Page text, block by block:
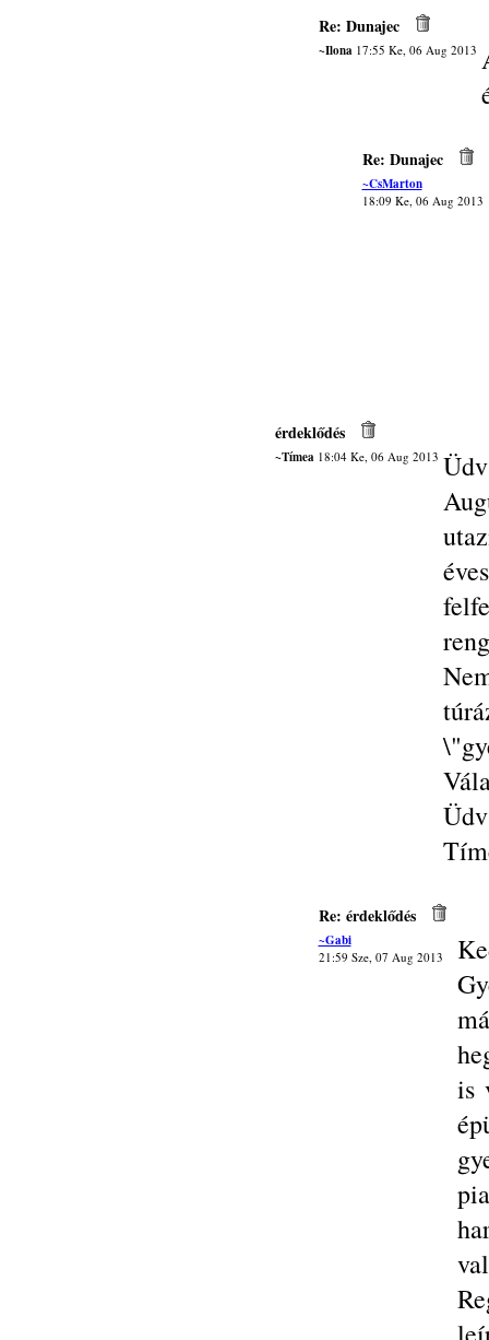
Re: Dunajec
~Ilona17:55 Ke, 06 Aug 2013
Re: Dunajec
~CsMarton
18:09 Ke, 06 Aug 2013
érdeklődés
~Tímea18:04 Ke, 06 Aug 2013 Üdv
Üdv
Re: érdeklődés
~Gabi
21:59 Sze, 07 Aug 2013
is